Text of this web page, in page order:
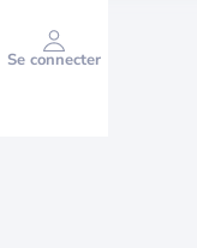
Se connecter